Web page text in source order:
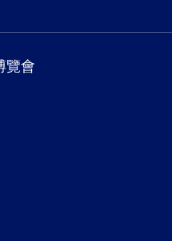
覽會